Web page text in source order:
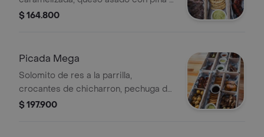
pesto, costilla de cerdo bbq,
chimichurri. recomendado para 3
$ 164.800
Picada Mega
Solomito de res a la parrilla,
crocantes de chicharron, pechuga de
pollo, costillas de cerdo bbq,
$ 197.900